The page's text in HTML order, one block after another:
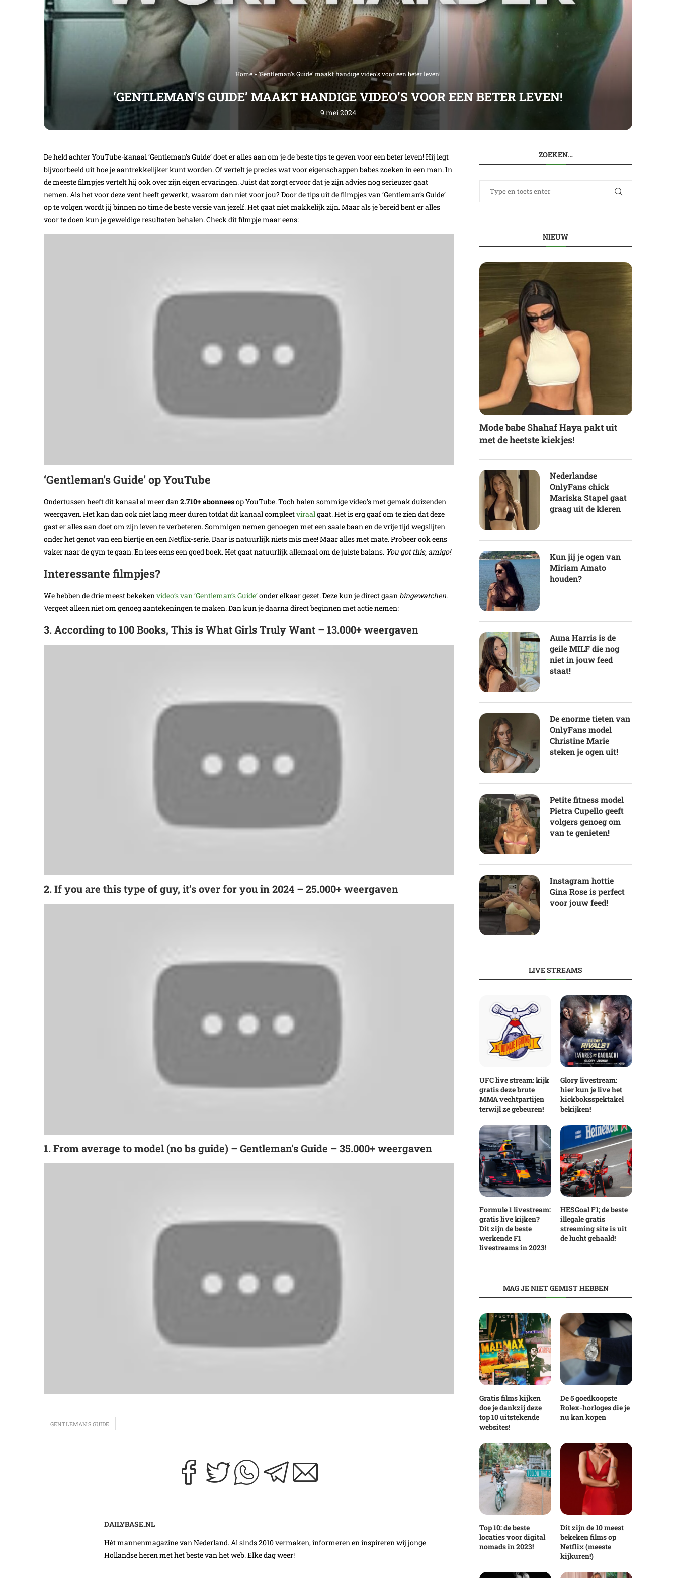
Home»‘Gentleman’s Guide’ maakt handige video’s voor een beter leven!
‘GENTLEMAN’S GUIDE’ MAAKT HANDIGE VIDEO’S VOOR EEN BETER LEVEN!
9 mei 2024
De held achter YouTube-kanaal ‘Gentleman’s Guide’ doet er alles aan om je de beste tips te geven voor een beter leven! Hij legt
bijvoorbeeld uit hoe je aantrekkelijker kunt worden. Of vertelt je precies wat voor eigenschappen babes zoeken in een man. In
de meeste filmpjes vertelt hij ook over zijn eigen ervaringen. Juist dat zorgt ervoor dat je zijn advies nog serieuzer gaat
nemen. Als het voor deze vent heeft gewerkt, waarom dan niet voor jou? Door de tips uit de filmpjes van ‘Gentleman’s Guide’
op te volgen wordt jij binnen no time de beste versie van jezelf. Het gaat niet makkelijk zijn. Maar als je bereid bent er alles
voor te doen kun je geweldige resultaten behalen. Check dit filmpje maar eens:
‘Gentleman’s Guide’ op YouTube
Ondertussen heeft dit kanaal al meer dan 2.710+ abonneesop YouTube. Toch halen sommige video’s met gemak duizenden
weergaven. Het kan dan ook niet lang meer duren totdat dit kanaal compleetviraal gaat. Het is erg gaaf om te zien dat deze
gast er alles aan doet om zijn leven te verbeteren. Sommigen nemen genoegen met een saaie baan en de vrije tijd wegslijten
onder het genot van een biertje en een Netflix-serie. Daar is natuurlijk niets mis mee! Maar alles met mate. Probeer ook eens
vaker naar de gym te gaan. En lees eens een goed boek. Het gaat natuurlijk allemaal om de juiste balans. You got this, amigo!
Interessante filmpjes?
We hebben de drie meest bekeken video’s van ‘Gentleman’s Guide’onder elkaar gezet. Deze kun je direct gaan bingewatchen.
Vergeet alleen niet om genoeg aantekeningen te maken. Dan kun je daarna direct beginnen met actie nemen:
3. According to 100 Books, This is What Girls Truly Want – 13.000+ weergaven
2. If you are this type of guy, it’s over for you in 2024 – 25.000+ weergaven
1. From average to model (no bs guide) – Gentleman’s Guide – 35.000+ weergaven
GENTLEMAN'S GUIDE
DAILYBASE.NL
Hét mannenmagazine van Nederland. Al sinds 2010 vermaken, informeren en inspireren wij jonge
Hollandse heren met het beste van het web. Elke dag weer!
ZOEKEN…
NIEUW
Mode babe Shahaf Haya pakt uit
met de heetste kiekjes!
Nederlandse
OnlyFans chick
Mariska Stapel gaat
graag uit de kleren
Kun jij je ogen van
Miriam Amato
houden?
Auna Harris is de
geile MILF die nog
niet in jouw feed
staat!
De enorme tieten van
OnlyFans model
Christine Marie
steken je ogen uit!
Petite fitness model
Pietra Cupello geeft
volgers genoeg om
van te genieten!
Instagram hottie
Gina Rose is perfect
voor jouw feed!
LIVE STREAMS
UFC live stream: kijk
gratis deze brute
MMA vechtpartijen
terwijl ze gebeuren!
Glory livestream:
hier kun je live het
kickboksspektakel
bekijken!
Formule 1 livestream:
gratis live kijken?
Dit zijn de beste
werkende F1
livestreams in 2023!
HESGoal F1; de beste
illegale gratis
streaming site is uit
de lucht gehaald!
MAG JE NIET GEMIST HEBBEN
Gratis films kijken
doe je dankzij deze
top 10 uitstekende
websites!
De 5 goedkoopste
Rolex-horloges die je
nu kan kopen
Top 10: de beste
locaties voor digital
nomads in 2023!
Dit zijn de 10 meest
bekeken films op
Netflix (meeste
kijkuren!)